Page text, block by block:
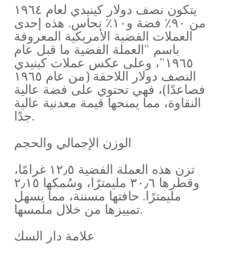
يتكون نصف دولار كينيدي لعام ١٩٦٤
من ٩٠٪ فضة و١٠٪ نحاس. هذه إحدى
العملات الفضية الأمريكية المعروفة
باسم "العملة الفضية ما قبل عام
١٩٦٥"، وعلى عكس عملات كينيدي
النصف دولار اللاحقة (من عام ١٩٦٥
فصاعدًا)، فهي تحتوي على فضة عالية
النقاوة، مما يمنحها قيمة معدنية عالية
جدًا.
الوزن الإجمالي والحجم
تزن هذه العملة الفضية ١٢٫٥ غرامًا،
وقطرها ٣٠٫٦ مليمترًا، وسُمكها ٢٫١٥
مليمترًا. حافتها مسننة، مما يسهل
تمييزها من خلال ملمسها.
علامة دار السك